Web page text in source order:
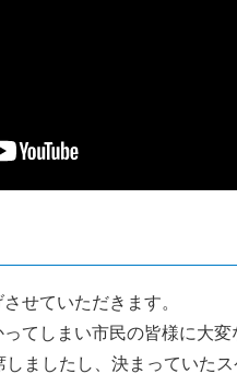
せていただきます。
てしまい市民の皆様に大変
ましたし、決まっていた